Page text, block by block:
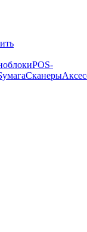
POS-
Сканеры